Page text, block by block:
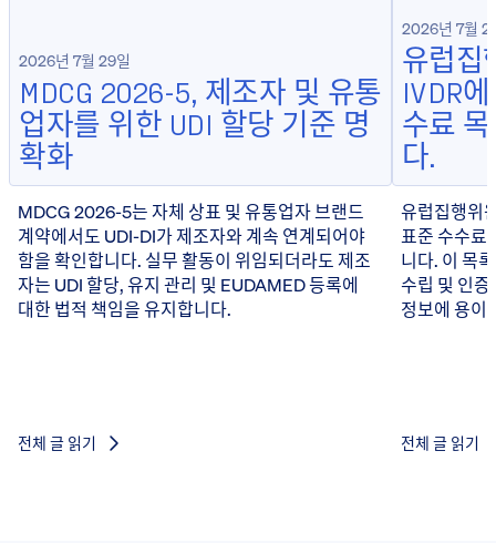
2026년 7월 29일
MDCG 2026-5, 제조자 및 유통
업자를 위한 UDI 할당 기준 명
확화
MDCG 2026-5는 자체 상표 및 유통업자 브랜드
계약에서도 UDI-DI가 제조자와 계속 연계되어야
함을 확인합니다. 실무 활동이 위임되더라도 제조
자는 UDI 할당, 유지 관리 및 EUDAMED 등록에
대한 법적 책임을 유지합니다.
전체 글 읽기
2026년 7월
유럽집
IVDR
수료
다.
유럽집행위
표준 수수료
니다. 이 목
수립 및 인
정보에 용이
전체 글 읽기